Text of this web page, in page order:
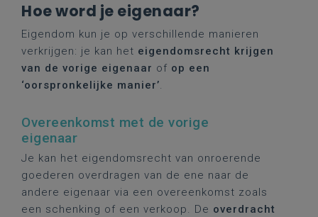
Hoe word je eigenaar?
Eigendom kun je op verschillende manieren
verkrijgen: je kan het eigendomsrecht krijgen
van de vorige eigenaar of op een
‘oorspronkelijke manier’.
Overeenkomst met de vorige
eigenaar
Je kan het eigendomsrecht van onroerende
goederen overdragen van de ene naar de
andere eigenaar via een overeenkomst zoals
een schenking of een verkoop. De overdracht